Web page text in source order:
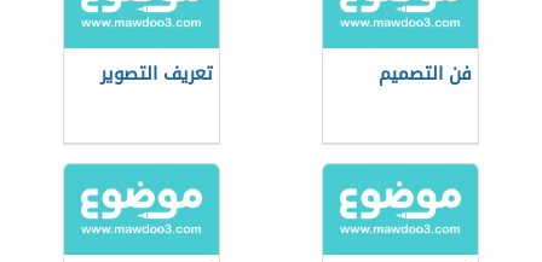
فن التصميم تعريف التصوير